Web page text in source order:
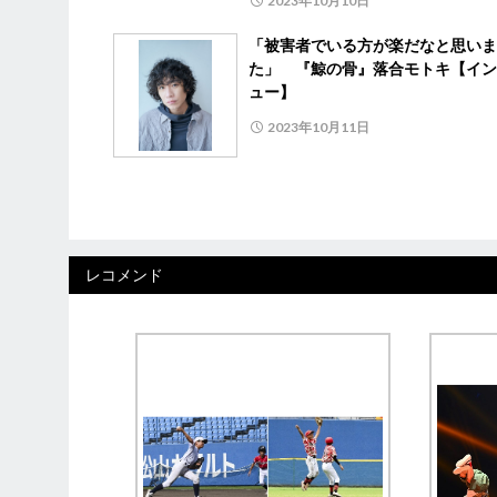
「被害者でいる方が楽だなと思い
た」 『鯨の骨』落合モトキ【イ
ュー】
2023年10月11日
レコメンド